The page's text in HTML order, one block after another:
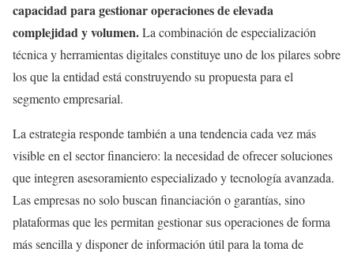
capacidad para gestionar operaciones de elevada
complejidad y volumen.La combinación de especialización
técnica y herramientas digitales constituye uno de los pilares sobre
los que la entidad está construyendo su propuesta para el
segmento empresarial.
La estrategia responde también a una tendencia cada vez más
visible en el sector financiero: la necesidad de ofrecer soluciones
que integren asesoramiento especializado y tecnología avanzada.
Las empresas no solo buscan financiación o garantías, sino
plataformas que les permitan gestionar sus operaciones de forma
más sencilla y disponer de información útil para la toma de